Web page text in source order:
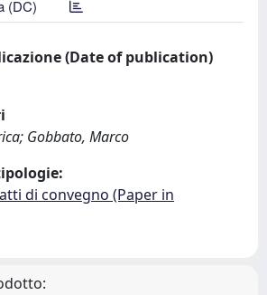
(DC)
(Date of publication)
Gobbato, Marco
di convegno (Paper in